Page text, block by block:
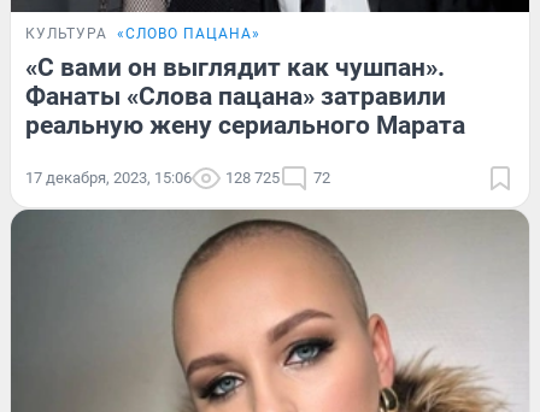
КУЛЬТУРА «СЛОВО ПАЦАНА»
«С вами он выглядит как чушпан».
Фанаты «Слова пацана» затравили
реальную жену сериального Марата
17 декабря, 2023, 15:06 128 725 72